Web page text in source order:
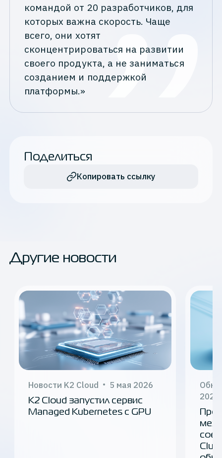
Поделиться
Копировать ссылку
командой от 20 разработчиков, для
которых важна скорость. Чаще
всего, они хотят
сконцентрироваться на развитии
своего продукта, а не заниматься
созданием и поддержкой
платформы.»
Другие новости
Новости K2 Cloud 5 мая 2026
K2 Cloud запустил сервис
Managed Kubernetes с GPU
2025